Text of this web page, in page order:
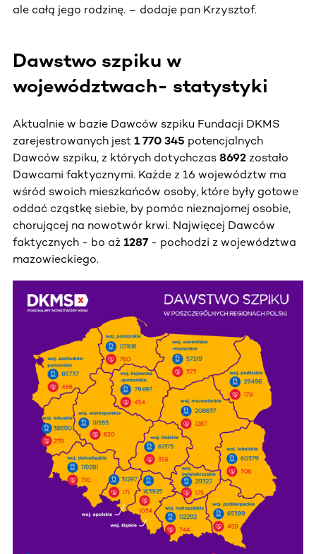
ale całą jego rodzinę. – dodaje pan Krzysztof.
Dawstwo szpiku w
województwach- statystyki
Aktualnie w bazie Dawców szpiku Fundacji DKMS
zarejestrowanych jest 1 770 345 potencjalnych
Dawców szpiku, z których dotychczas 8692 zostało
Dawcami faktycznymi. Każde z 16 województw ma
wśród swoich mieszkańców osoby, które były gotowe
oddać cząstkę siebie, by pomóc nieznajomej osobie,
chorującej na nowotwór krwi. Najwięcej Dawców
faktycznych - bo aż 1287 - pochodzi z województwa
mazowieckiego.